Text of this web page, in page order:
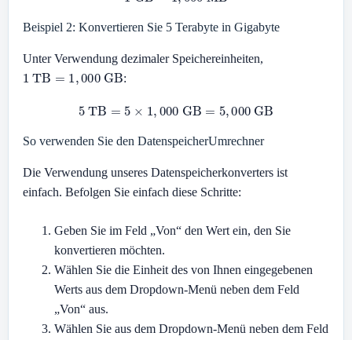
Beispiel 2: Konvertieren Sie 5 Terabyte in Gigabyte
Unter Verwendung dezimaler Speichereinheiten,
1 TB 000 GB :
5TB =5× 1 000GB= 000GB
So verwenden Sie den DatenspeicherUmrechner
Die Verwendung unseres Datenspeicherkonverters ist
einfach. Befolgen Sie einfach diese Schritte:
Geben Sie im Feld „Von“ den Wert ein, den Sie
konvertieren möchten.
Wählen Sie die Einheit des von Ihnen eingegebenen
Werts aus dem Dropdown-Menü neben dem Feld
„Von“ aus.
Wählen Sie aus dem Dropdown-Menü neben dem Feld